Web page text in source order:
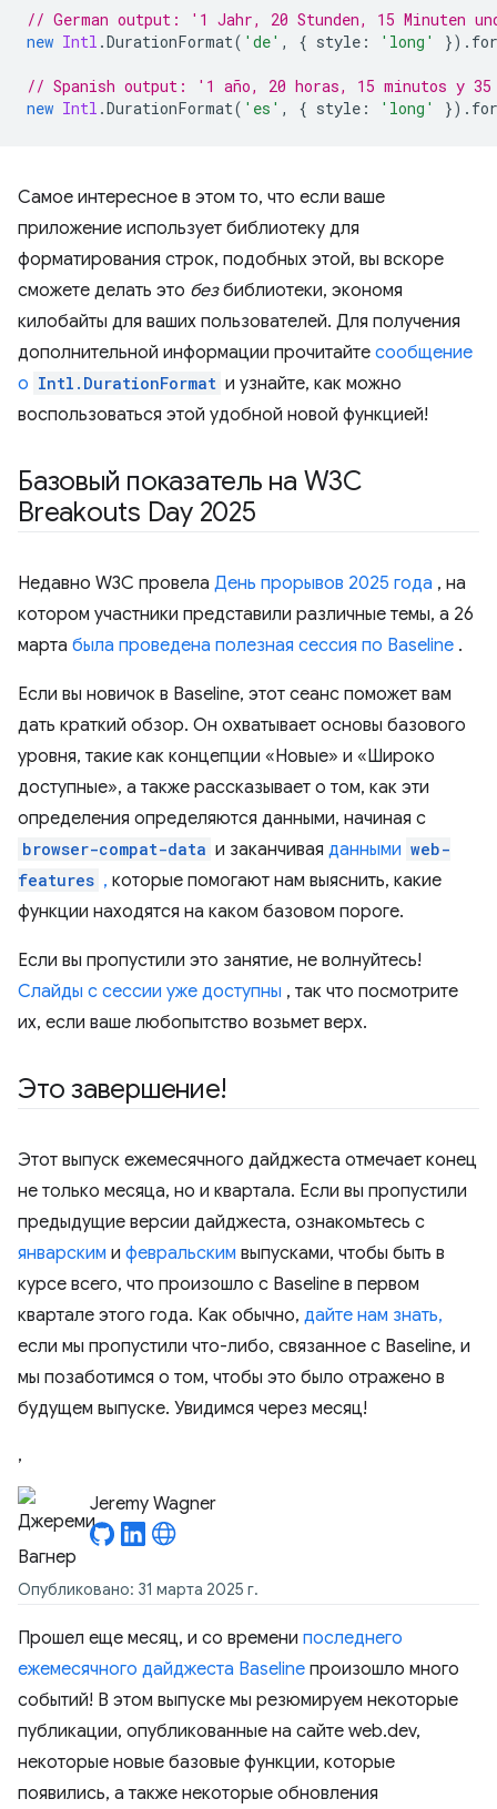
// German output: '1 Jahr, 20 Stunden, 15 Minuten
new Intl .DurationFormat( 'de' , { style : 'long' }).
// Spanish output: '1 año, 20 horas, 15 minutos y 35
new Intl .DurationFormat( 'es' , { style : 'long' }).
Самое интересное в этом то, что если ваше
приложение использует библиотеку для
форматирования строк, подобных этой, вы вскоре
сможете делать это безбиблиотеки, экономя
килобайты для ваших пользователей. Для получения
дополнительной информации прочитайте сообщение
о Intl.DurationFormat и узнайте, как можно
воспользоваться этой удобной новой функцией!
Базовый показатель на W3C
Breakouts Day 2025
Недавно W3C провела День прорывов 2025 года , на
котором участники представили различные темы, а 26
марта была проведена полезная сессия по Baseline .
Если вы новичок в Baseline, этот сеанс поможет вам
дать краткий обзор. Он охватывает основы базового
уровня, такие как концепции «Новые» и «Широко
доступные», а также рассказывает о том, как эти
определения определяются данными, начиная с
browser-compat-data и заканчивая данными web-
features , которые помогают нам выяснить, какие
функции находятся на каком базовом пороге.
Если вы пропустили это занятие, не волнуйтесь!
Слайды с сессии уже доступны , так что посмотрите
их, если ваше любопытство возьмет верх.
Это завершение!
Этот выпуск ежемесячного дайджеста отмечает конец
не только месяца, но и квартала. Если вы пропустили
предыдущие версии дайджеста, ознакомьтесь с
январским и февральским выпусками, чтобы быть в
курсе всего, что произошло с Baseline в первом
квартале этого года. Как обычно, дайте нам знать,
если мы пропустили что-либо, связанное с Baseline, и
мы позаботимся о том, чтобы это было отражено в
будущем выпуске. Увидимся через месяц!
,
Jeremy Wagner
Опубликовано: 31 марта 2025 г.
Прошел еще месяц, и со времени последнего
ежемесячного дайджеста Baseline произошло много
событий! В этом выпуске мы резюмируем некоторые
публикации, опубликованные на сайте web.dev,
некоторые новые базовые функции, которые
появились, а также некоторые обновления